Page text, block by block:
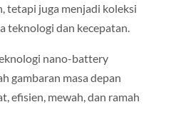
tetapi juga menjadi koleksi
teknologi dan kecepatan.
nano-battery
gambaran masa depan
efisien, mewah, dan ramah